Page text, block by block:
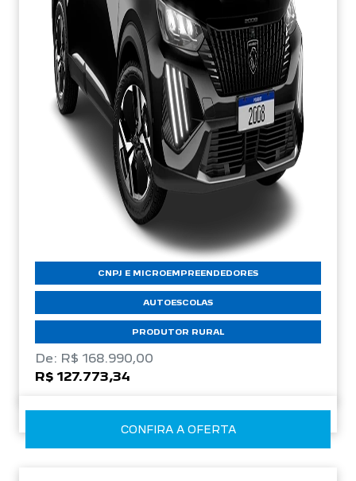
CNPJ E MICROEMPREENDEDORES
AUTOESCOLAS
PRODUTOR RURAL
De: R$ 168.990,00
R$ 127.773,34
CONFIRA A OFERTA